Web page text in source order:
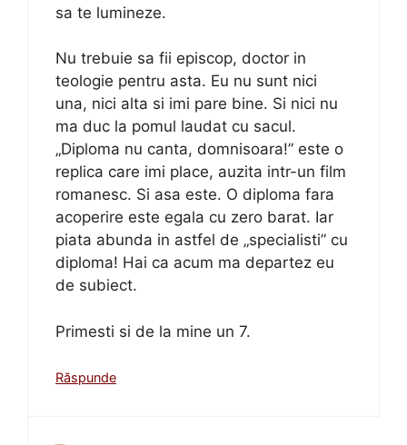
sa te lumineze.
Nu trebuie sa fii episcop, doctor in
teologie pentru asta. Eu nu sunt nici
una, nici alta si imi pare bine. Si nici nu
ma duc la pomul laudat cu sacul.
„Diploma nu canta, domnisoara!” este o
replica care imi place, auzita intr-un film
romanesc. Si asa este. O diploma fara
acoperire este egala cu zero barat. Iar
piata abunda in astfel de „specialisti” cu
diploma! Hai ca acum ma departez eu
de subiect.
Primesti si de la mine un 7.
Răspunde